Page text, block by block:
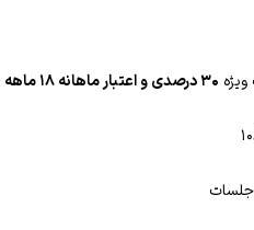
۳۰ درصدی و اعتبار ماهانه‌ ۱۸ ماهه